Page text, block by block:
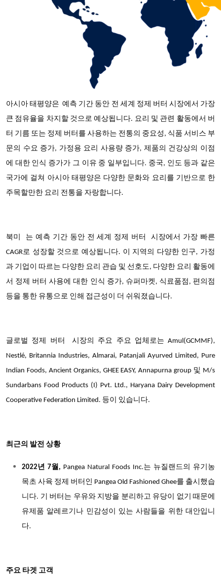
아시아 태평양은 예측 기간 동안 전 세계 정제 버터 시장에서 가장
큰 점유율을 차지할 것으로 예상됩니다. 요리 및 관련 활동에서 버
터 기름 또는 정제 버터를 사용하는 전통의 중요성, 식품 서비스 부
문의 수요 증가, 가정용 요리 사용량 증가, 제품의 건강상의 이점
에 대한 인식 증가가 그 이유 중 일부입니다. 중국, 인도 등과 같은
국가에 걸쳐 아시아 태평양은 다양한 문화와 요리를 기반으로 한
주목할만한 요리 전통을 자랑합니다.
북미 는 예측 기간 동안 전 세계 정제 버터 시장에서 가장 빠른
CAGR로 성장할 것으로 예상됩니다. 이 지역의 다양한 인구, 가정
과 기업이 따르는 다양한 요리 관습 및 선호도, 다양한 요리 활동에
서 정제 버터 사용에 대한 인식 증가, 슈퍼마켓, 식료품점, 편의점
등을 통한 유통으로 인해 접근성이 더 쉬워졌습니다.
글로벌 정제 버터 시장의 주요 주요 업체 로는 Amul(GCMMF),
Nestlé, Britannia Industries, Almarai, Patanjali Ayurved Limited, Pure
Indian Foods, Ancient Organics, GHEE EASY, Annapurna group 및 M/s
Sundarbans Food Products (I) Pvt. Ltd., Haryana Dairy Development
Cooperative Federation Limited. 등이 있습니다.
최근의 발전 상황
2022년 7월, Pangea Natural Foods Inc.는 뉴질랜드의 유기농
목초 사육 정제 버터인 Pangea Old Fashioned Ghee를 출시했습
니다. 기 버터는 우유와 지방을 분리하고 유당이 없기 때문에
유제품 알레르기나 민감성이 있는 사람들을 위한 대안입니
다.
주요 타겟 고객